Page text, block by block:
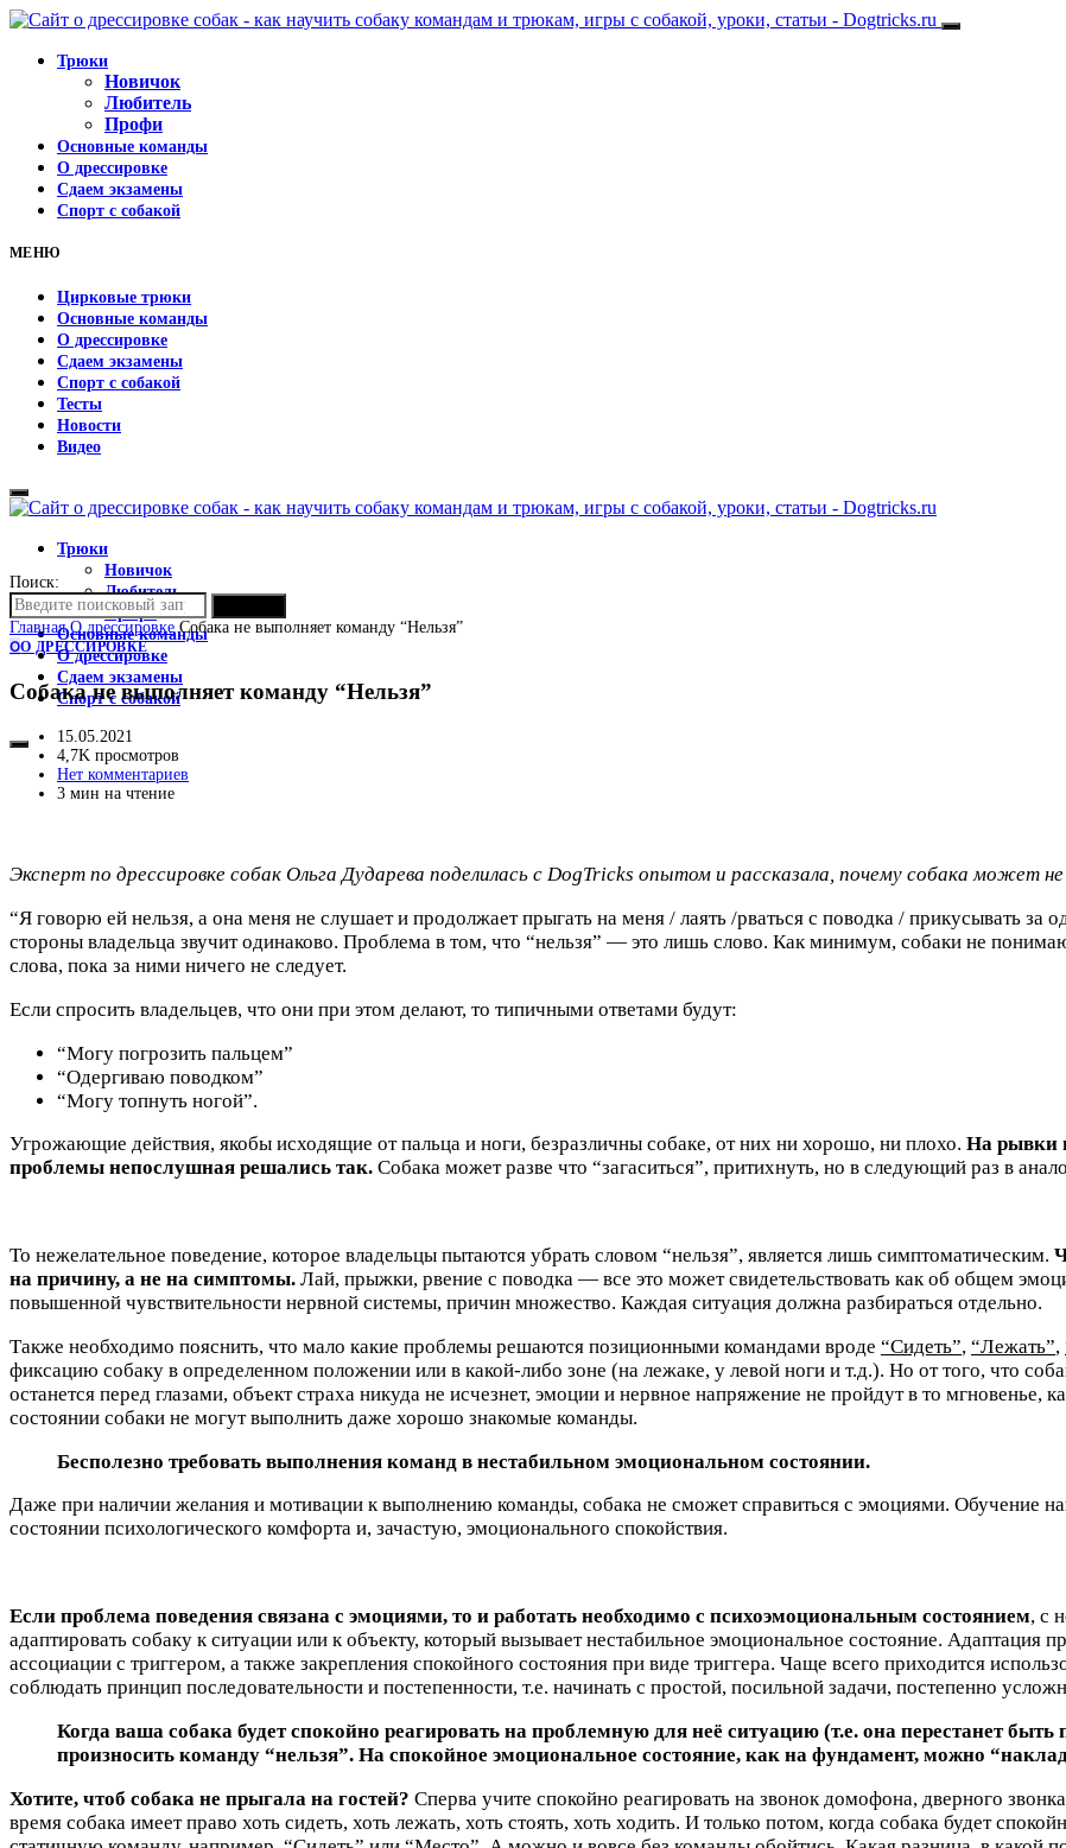
Трюки
Новичок
Любитель
Профи
Основные команды
О дрессировке
Сдаем экзамены
Спорт с собакой
МЕНЮ
Цирковые трюки
Основные команды
О дрессировке
Сдаем экзамены
Спорт с собакой
Тесты
Новости
Видео
Трюки
Новичок
Любитель
Профи
Основные команды
О дрессировке
Сдаем экзамены
Спорт с собакой
Поиск:
Главная О дрессировке Собака не выполняет команду “Нельзя”
ОО ДРЕССИРОВКЕ
Собака не выполняет команду “Нельзя”
15.05.2021
4,7K просмотров
Нет комментариев
3 мин на чтение
Эксперт по дрессировке собак Ольга Дударева поделилась с DogTricks опытом и рассказала, почему собака может
“Я говорю ей нельзя, а она меня не слушает и продолжает прыгать на меня / лаять /рваться с поводка / прикусывать
стороны владельца звучит одинаково. Проблема в том, что “нельзя” — это лишь слово. Как минимум, собаки не
слова, пока за ними ничего не следует.
Если спросить владельцев, что они при этом делают, то типичными ответами будут:
“Могу погрозить пальцем”
“Одергиваю поводком”
“Могу топнуть ногой”.
Угрожающие действия, якобы исходящие от пальца и ноги, безразличны собаке, от них ни хорошо, ни плохо. На рывки
проблемы непослушная решались так. Собака может разве что “загаситься”, притихнуть, но в следующий раз в
То нежелательное поведение, которое владельцы пытаются убрать словом “нельзя”, является лишь симптоматическим.
на причину, а не на симптомы. Лай, прыжки, рвение с поводка — все это может свидетельствовать как об общем
повышенной чувствительности нервной системы, причин множество. Каждая ситуация должна разбираться отдельно.
Также необходимо пояснить, что мало какие проблемы решаются позиционными командами вроде “Cидеть”, “Лежать”,
фиксацию собаку в определенном положении или в какой-либо зоне (на лежаке, у левой ноги и т.д.). Но от того, что
останется перед глазами, объект страха никуда не исчезнет, эмоции и нервное напряжение не пройдут в то мгновенье,
состоянии собаки не могут выполнить даже хорошо знакомые команды.
Бесполезно требовать выполнения команд в нестабильном эмоциональном состоянии.
Даже при наличии желания и мотивации к выполнению команды, собака не сможет справиться с эмоциями. Обучение
состоянии психологического комфорта и, зачастую, эмоционального спокойствия.
Если проблема поведения связана с эмоциями, то и работать необходимо с психоэмоциональным состоянием, с
адаптировать собаку к ситуации или к объекту, который вызывает нестабильное эмоциональное состояние.
ассоциации с триггером, а также закрепления спокойного состояния при виде триггера. Чаще всего приходится
соблюдать принцип последовательности и постепенности, т.е. начинать с простой, посильной задачи, постепенно
Когда ваша собака будет спокойно реагировать на проблемную для неё ситуацию (т.е. она перестанет быть
произносить команду “нельзя”. На спокойное эмоциональное состояние, как на фундамент, можно
Хотите, чтоб собака не прыгала на гостей? Сперва учите спокойно реагировать на звонок домофона, дверного
время собака имеет право хоть сидеть, хоть лежать, хоть стоять, хоть ходить. И только потом, когда собака будет